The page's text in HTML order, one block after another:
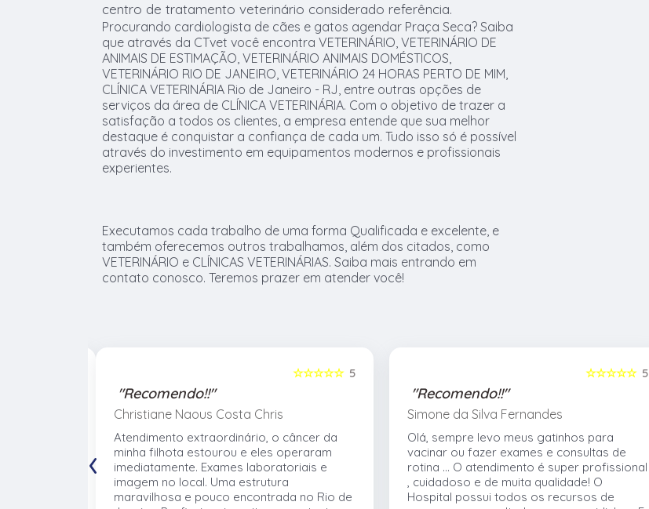
centro de tratamento veterinário considerado referência.
Procurando cardiologista de cães e gatos agendar Praça Seca? Saiba
que através da CTvet você encontra VETERINÁRIO, VETERINÁRIO DE
ANIMAIS DE ESTIMAÇÃO, VETERINÁRIO ANIMAIS DOMÉSTICOS,
VETERINÁRIO RIO DE JANEIRO, VETERINÁRIO 24 HORAS PERTO DE MIM,
CLÍNICA VETERINÁRIA Rio de Janeiro - RJ, entre outras opções de
serviços da área de CLÍNICA VETERINÁRIA. Com o objetivo de trazer a
satisfação a todos os clientes, a empresa entende que sua melhor
destaque é conquistar a confiança de cada um. Tudo isso só é possível
através do investimento em equipamentos modernos e profissionais
experientes.
Executamos cada trabalho de uma forma Qualificada e excelente, e
também oferecemos outros trabalhamos, além dos citados, como
VETERINÁRIO e CLÍNICAS VETERINÁRIAS. Saiba mais entrando em
contato conosco. Teremos prazer em atender você!
5
☆☆☆☆☆
"Recomendo!!"
Christiane Naous Costa Chris
Atendimento extraordinário, o câncer da
minha filhota estourou e eles operaram
imediatamente. Exames laboratoriais e
imagem no local. Uma estrutura
maravilhosa e pouco encontrada no Rio de
5
☆☆☆☆☆
"Recomendo!!"
Simone da Silva Fernandes
Olá, sempre levo meus gatinhos para
vacinar ou fazer exames e consultas de
rotina ... O atendimento é super profissional
, cuidadoso e de muita qualidade! O
Hospital possui todos os recursos de
‹